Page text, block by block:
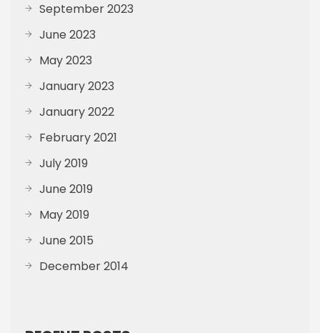
September 2023
June 2023
May 2023
January 2023
January 2022
February 2021
July 2019
June 2019
May 2019
June 2015
December 2014